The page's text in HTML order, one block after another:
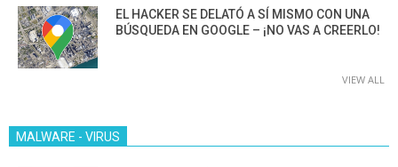
EL HACKER SE DELATÓ A SÍ MISMO CON UNA
BÚSQUEDA EN GOOGLE – ¡NO VAS A CREERLO!
VIEW ALL
MALWARE - VIRUS